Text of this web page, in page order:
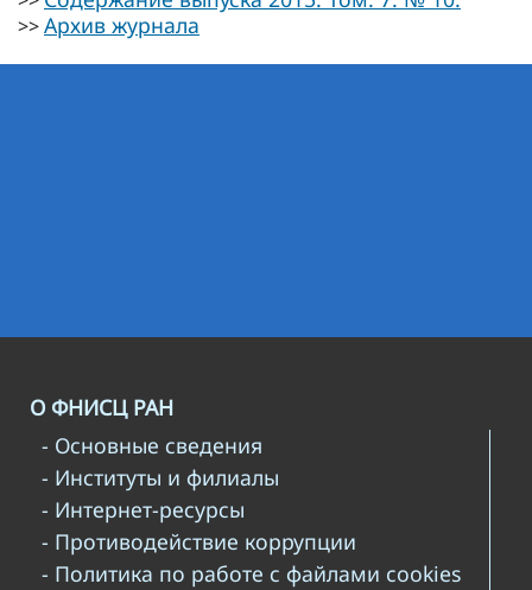
>>Архив журнала
О ФНИСЦ РАН
- Основные сведения
- Институты и филиалы
- Интернет-ресурсы
- Противодействие коррупции
- Политика по работе с файлами cookies